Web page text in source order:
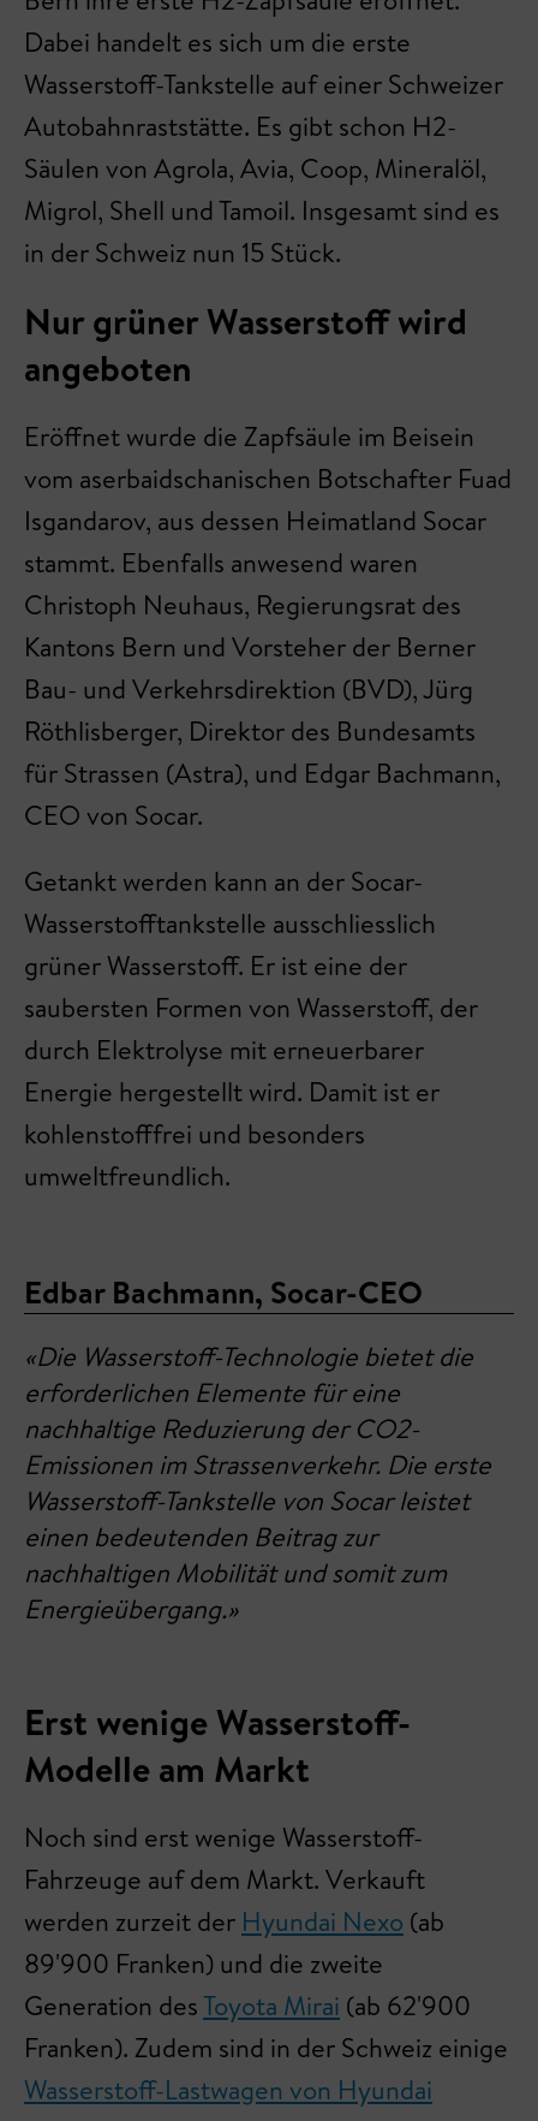
Dabei handelt es sich um die erste
Wasserstoff-Tankstelle auf einer Schweizer
Autobahnraststätte. Es gibt schon H2-
Säulen von Agrola, Avia, Coop, Mineralöl,
Migrol, Shell und Tamoil. Insgesamt sind es
in der Schweiz nun 15 Stück.
Nur grüner Wasserstoff wird
angeboten
Eröffnet wurde die Zapfsäule im Beisein
vom aserbaidschanischen Botschafter Fuad
Isgandarov, aus dessen Heimatland Socar
stammt. Ebenfalls anwesend waren
Christoph Neuhaus, Regierungsrat des
Kantons Bern und Vorsteher der Berner
Bau- und Verkehrsdirektion (BVD), Jürg
Röthlisberger, Direktor des Bundesamts
für Strassen (Astra), und Edgar Bachmann,
CEO von Socar.
Getankt werden kann an der Socar-
Wasserstofftankstelle ausschliesslich
grüner Wasserstoff. Er ist eine der
saubersten Formen von Wasserstoff, der
durch Elektrolyse mit erneuerbarer
Energie hergestellt wird. Damit ist er
kohlenstofffrei und besonders
umweltfreundlich.
Edbar Bachmann, Socar-CEO
«Die Wasserstoff-Technologie bietet die
erforderlichen Elemente für eine
nachhaltige Reduzierung der CO2-
Emissionen im Strassenverkehr. Die erste
Wasserstoff-Tankstelle von Socar leistet
einen bedeutenden Beitrag zur
nachhaltigen Mobilität und somit zum
Energieübergang.»
Erst wenige Wasserstoff-
Modelle am Markt
Noch sind erst wenige Wasserstoff-
Fahrzeuge auf dem Markt. Verkauft
werden zurzeit der Hyundai Nexo (ab
89'900 Franken) und die zweite
Generation desToyota Mirai (ab 62'900
Franken). Zudem sind in der Schweiz einige
Wasserstoff-Lastwagen von Hyundai